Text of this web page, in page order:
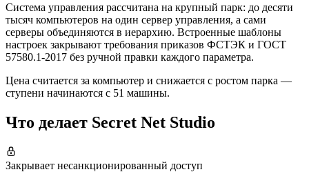
Система управления рассчитана на крупный парк: до десяти
тысяч компьютеров на один сервер управления, а сами
серверы объединяются в иерархию. Встроенные шаблоны
настроек закрывают требования приказов ФСТЭК и ГОСТ
57580.1-2017 без ручной правки каждого параметра.
Цена считается за компьютер и снижается с ростом парка —
ступени начинаются с 51 машины.
Что делает Secret Net Studio
Закрывает несанкционированный доступ